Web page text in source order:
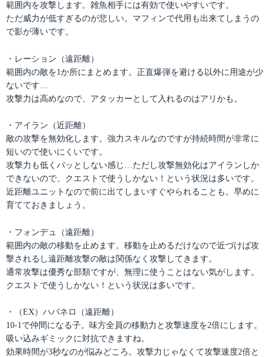
範囲内を攻撃します。雑魚相手には有効で使いやすいです。
ただ威力が低すぎるのが悲しい。マフィンで代用も出来てしまうの
で影が薄いです。
・レーション（遠距離）
範囲内の敵を1か所にまとめます。正直爆弾を避ける以外に用途が少
ないです…
攻撃力は高めなので、アタッカーとして入れるのはアリかも。
・アイラン（近距離）
敵の攻撃を無効化します。強力スキルなのですが持続時間が非常に
短いので使いにくいです。
攻撃力も低くパッとしない感じ…ただし攻撃無効化はアイランしか
できないので、クエストで使うしかない！という状況は多いです。
近距離ユニットなので前に出てしまいすぐやられることも。早めに
育てておきましょう。
・フォンデュ（遠距離）
範囲内の敵の移動を止めます。移動を止めるだけなので近づけば攻
撃されるし遠距離攻撃の敵は関係なく攻撃してきます。
通常攻撃は優秀な部類ですが、無理に使うことはない気がします。
クエストで使うしかない！という状況は多いです。
・（EX）ハバネロ（遠距離）
10-1で仲間になる子。味方全員の移動力と攻撃速度を2倍にします。
吸い込みギミックに対抗できますね。
効果時間が3秒なのが悩みどころ。攻撃力じゃなくて攻撃速度2倍と